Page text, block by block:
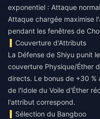
exponentiel : Attaque
Attaque chargée maximise
pendant les fenêtres de
Couverture d'Attributs
La Défense de Shiyu punit
couverture Physique/Éther
directs. Le bonus de +30 %
de l'Idole du Voile d'Éther
l'attribut correspond.
Sélection du Bangboo